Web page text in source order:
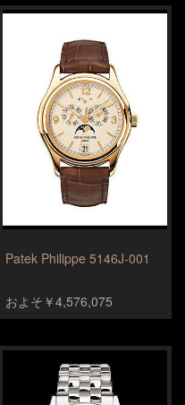
Patek Philippe 5146J-001
およそ￥4,576,075